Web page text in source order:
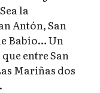
la
Antón, San
Babío… Un
entre San
Mariñas dos